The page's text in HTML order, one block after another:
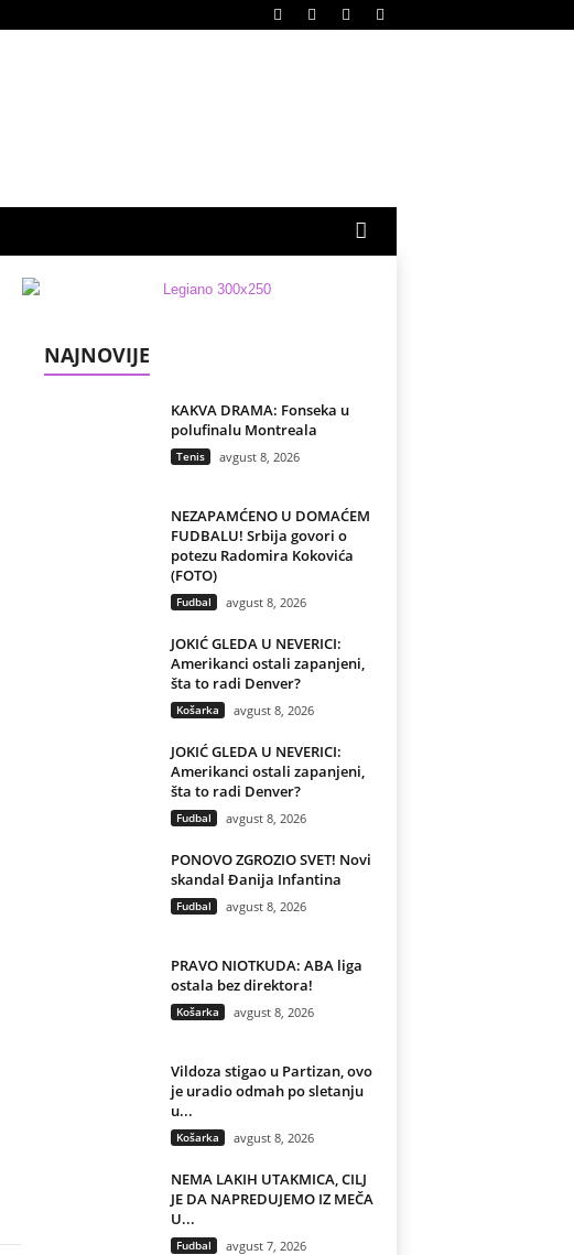
NAJNOVIJE
KAKVA DRAMA: Fonseka u
polufinalu Montreala
Tenis avgust 8, 2026
NEZAPAMĆENO U DOMAĆEM
FUDBALU! Srbija govori o
potezu Radomira Kokovića
(FOTO)
Fudbal avgust 8, 2026
JOKIĆ GLEDA U NEVERICI:
Amerikanci ostali zapanjeni,
šta to radi Denver?
Košarka avgust 8, 2026
JOKIĆ GLEDA U NEVERICI:
Amerikanci ostali zapanjeni,
šta to radi Denver?
Fudbal avgust 8, 2026
PONOVO ZGROZIO SVET! Novi
skandal Đanija Infantina
Fudbal avgust 8, 2026
PRAVO NIOTKUDA: ABA liga
ostala bez direktora!
Košarka avgust 8, 2026
Vildoza stigao u Partizan, ovo
je uradio odmah po sletanju
u...
Košarka avgust 8, 2026
NEMA LAKIH UTAKMICA, CILJ
JE DA NAPREDUJEMO IZ MEČA
U...
Fudbal avgust 7, 2026